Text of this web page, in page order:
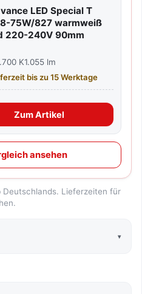
LED Special T
75W/827 warmweiß
220-240V 90mm
K1.055 lm
bis zu 15 Werktage
Zum Artikel
ansehen
Lieferzeiten für